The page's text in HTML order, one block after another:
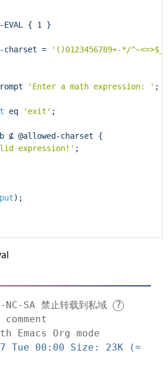
EVAL { 1 }
-charset = '()0123456789+-*/
'Enter a math expression: ' ;
eq 'exit' ;
⊈ @allowed -charset {
expression!' ;
);
SA 禁止转载到私域 ?
Emacs Org mode
Tue 00:00 Size: 23K (≈